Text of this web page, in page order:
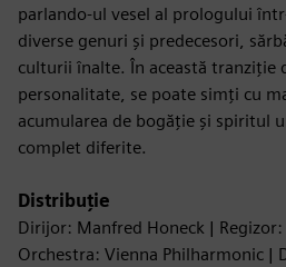
parlando-ul vesel al prologului
diverse genuri și predecesori,
culturii înalte. În această tranziție
personalitate, se poate simți cu
acumularea de bogăție și spiritul
complet diferite.
Distribuție
Dirijor: Manfred Honeck |
Orchestra: Vienna Philharmonic |